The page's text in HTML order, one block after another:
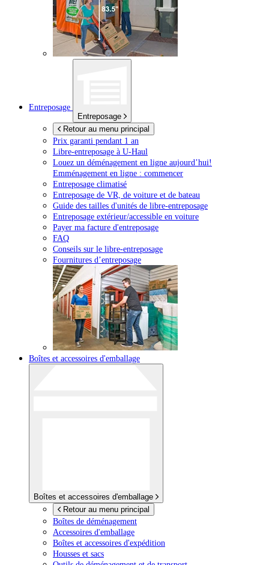
Entreposage
Entreposage
Retour au menu principal
Prix garanti pendant 1 an
Libre-entreposage à U-Haul
Louez un déménagement en ligne aujourd’hui!
Emménagement en ligne : commencer
Entreposage climatisé
Entreposage de VR, de voiture et de bateau
Guide des tailles d'unités de libre-entreposage
Entreposage extérieur/accessible en voiture
Payer ma facture d'entreposage
FAQ
Conseils sur le libre-entreposage
Fournitures d’entreposage
Boîtes et accessoires d'emballage
Boîtes et accessoires d'emballage
Retour au menu principal
Boîtes de déménagement
Accessoires d'emballage
Boîtes et accessoires d'expédition
Housses et sacs